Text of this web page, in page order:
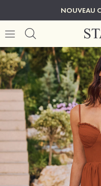
NOUVEAU